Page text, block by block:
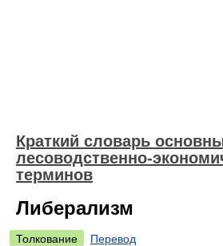
Краткий словарь
лесоводственно-
терминов
Либерализм
Толкование
Перевод